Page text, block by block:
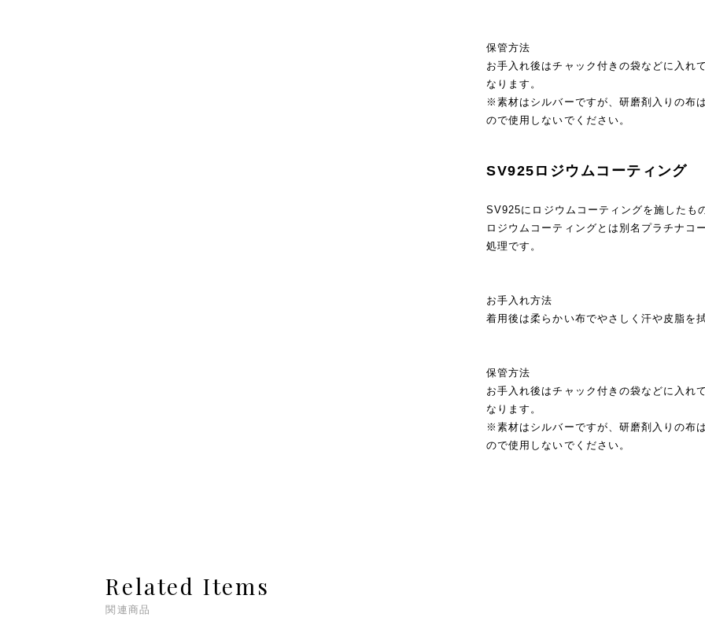
保管方法
お手入れ後はチャック付きの袋などに入れ
なります。
※素材はシルバーですが、研磨剤入りの布
ので使用しないでください。
SV925ロジウムコーティング
SV925にロジウムコーティングを施したも
ロジウムコーティングとは別名プラチナコ
処理です。
お手入れ方法
着用後は柔らかい布でやさしく汗や皮脂を
保管方法
お手入れ後はチャック付きの袋などに入れ
なります。
※素材はシルバーですが、研磨剤入りの布
ので使用しないでください。
Related Items
関連商品